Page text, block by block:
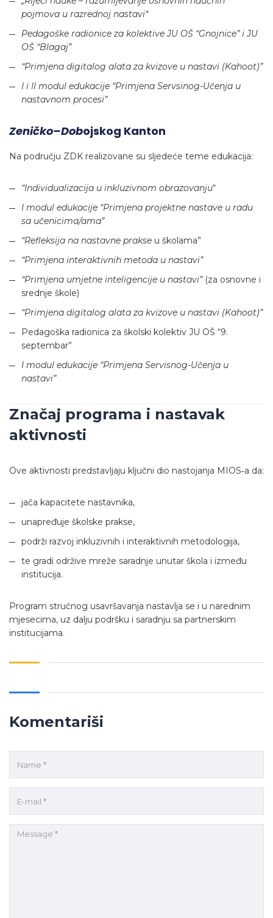
pojmova u razrednoj nastavi“
Pedagoške radionice za kolektive JU OŠ “Gnojnice” i JU
OŠ “Blagaj”
“Primjena digitalog alata za kvizove u nastavi (Kahoot)”
I i II modul edukacije “Primjena Servsinog-Učenja u
nastavnom procesi”
Zeničko–DobOjskog Kanton
Na području ZDK realizovane su sljedeće teme edukacija:
“Individualizacija u inkluzivnom obrazovanju“
I modul edukacije “Primjena projektne nastave u radu
sa učenicima/ama”
“Refleksija na nastavne prakse u školama”
“Primjena interaktivnih metoda u nastavi”
“Primjena umjetne inteligencije u nastavi”(za osnovne i
srednje škole)
“Primjena digitalog alata za kvizove u nastavi (Kahoot)”
Pedagoška radionica za školski kolektiv JU OŠ “9.
septembar”
I modul edukacije “Primjena Servisnog-Učenja u
nastavi”
Značaj programa i nastavak
aktivnosti
Ove aktivnosti predstavljaju ključni dio nastojanja MIOS‑a da:
jača kapacitete nastavnika,
unapređuje školske prakse,
podrži razvoj inkluzivnih i interaktivnih metodologija,
te gradi održive mreže saradnje unutar škola i između
institucija.
Program stručnog usavršavanja nastavlja se i u narednim
mjesecima, uz dalju podršku i saradnju sa partnerskim
institucijama.
Komentariši